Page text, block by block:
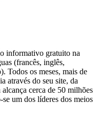
informativo gratuito na
(francês, inglês,
Todos os meses, mais de
através do seu site, da
cerca de 50 milhões
um dos líderes dos meios